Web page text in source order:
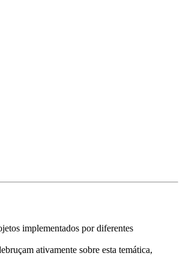
implementados por diferentes
ativamente sobre esta temática,